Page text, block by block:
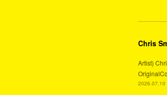
Chris
Artist)
2026.07.10